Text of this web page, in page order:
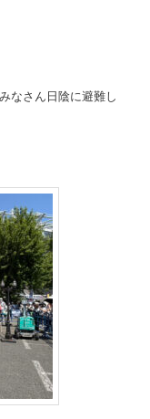
なさん日陰に避難し